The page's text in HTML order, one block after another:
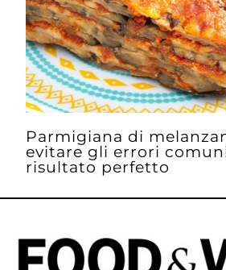
Parmigiana di
evitare gli errori
risultato perfetto